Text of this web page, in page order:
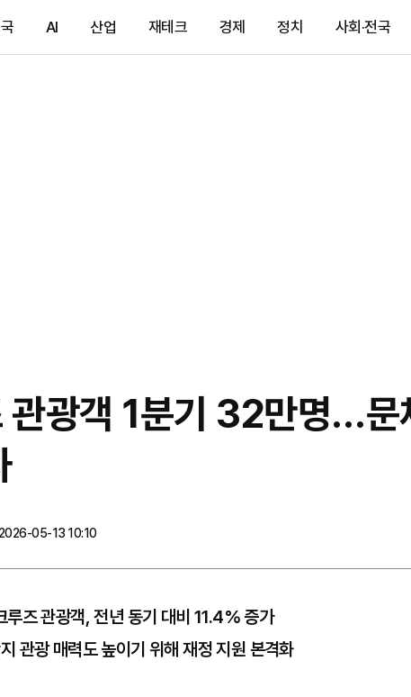
AI 산업 재테크 경제 정치 사회·전국
관광객 1분기 32만명…
05-13 10:10
루즈 관광객, 전년 동기 대비 11.4% 증가
관광 매력도 높이기 위해 재정 지원 본격화